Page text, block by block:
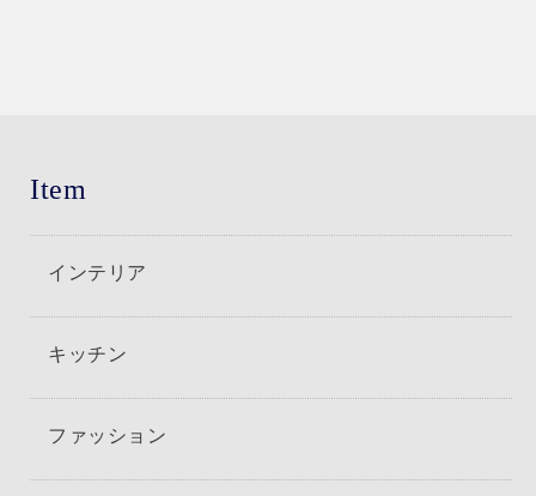
Item
インテリア
キッチン
ファッション